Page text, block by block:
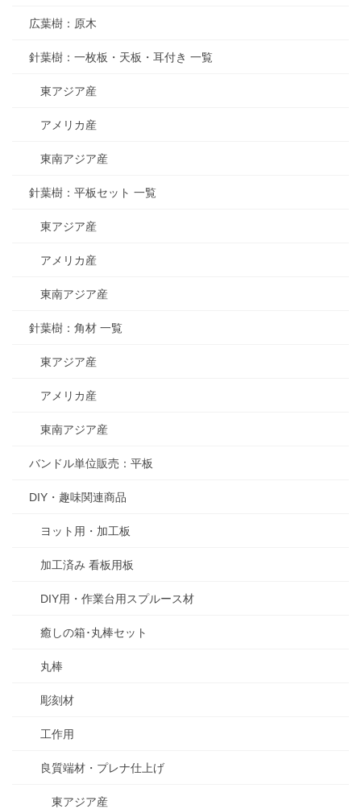
広葉樹：原木
針葉樹：一枚板・天板・耳付き 一覧
東アジア産
アメリカ産
東南アジア産
針葉樹：平板セット 一覧
東アジア産
アメリカ産
東南アジア産
針葉樹：角材 一覧
東アジア産
アメリカ産
東南アジア産
バンドル単位販売：平板
DIY・趣味関連商品
ヨット用・加工板
加工済み 看板用板
DIY用・作業台用スプルース材
癒しの箱･丸棒セット
丸棒
彫刻材
工作用
良質端材・プレナ仕上げ
東アジア産